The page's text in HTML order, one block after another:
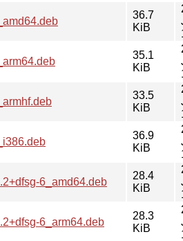
36.7
KiB
35.1
KiB
33.5
KiB
36.9
KiB
6_amd64.deb
28.4
KiB
6_arm64.deb
28.3
KiB